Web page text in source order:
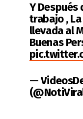
Y Después
trabajo ,
llevada al
Buenas
—